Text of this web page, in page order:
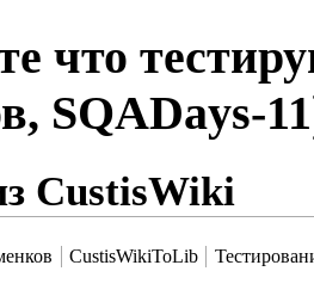
что
SQADays-
CustisWiki
CustisWikiToLib